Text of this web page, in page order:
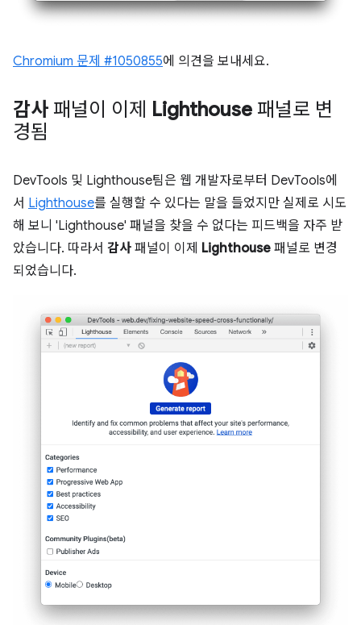
Chromium 문제 #1050855에 의견을 보내세요.
감사 패널이 이제 Lighthouse 패널로 변
경됨
DevTools 및 Lighthouse팀은 웹 개발자로부터 DevTools에
서 Lighthouse를 실행할 수 있다는 말을 들었지만 실제로 시도
해 보니 'Lighthouse' 패널을 찾을 수 없다는 피드백을 자주 받
았습니다. 따라서 감사 패널이 이제 Lighthouse 패널로 변경
되었습니다.